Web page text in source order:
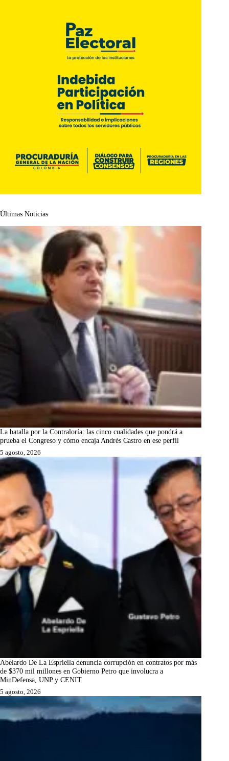
Últimas Noticias
La batalla por la Contraloría: las cinco cualidades que pondrá a
prueba el Congreso y cómo encaja Andrés Castro en ese perfil
5 agosto, 2026
Abelardo De La Espriella denuncia corrupción en contratos por más
de $370 mil millones en Gobierno Petro que involucra a
MinDefensa, UNP y CENIT
5 agosto, 2026